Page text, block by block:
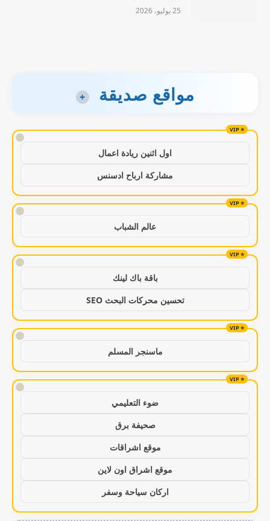
25 يوليو، 2026
مواقع صديقة +
!
اول اثنين ريادة اعمال
مشاركة ارباح ادسنس
!
عالم الشباب
!
باقة باك لينك
تحسين محركات البحث SEO
!
ماسنجر المسلم
!
ضوء التعليمي
صحيفة برق
موقع اشراقات
موقع اشراق اون لاين
اركان سياحة وسفر